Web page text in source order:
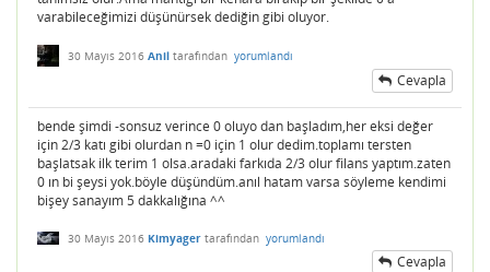
varabileceğimizi düşünürsek dediğin gibi oluyor.
30 Mayıs 2016 Anil tarafından yorumlandı
Cevapla
bende şimdi -sonsuz verince 0 oluyo dan başladım,her eksi değer
için 2/3 katı gibi olurdan n =0 için 1 olur dedim.toplamı tersten
başlatsak ilk terim 1 olsa.aradaki farkıda 2/3 olur filans yaptım.zaten
0 ın bi şeysi yok.böyle düşündüm.anıl hatam varsa söyleme kendimi
bişey sanayım 5 dakkalığına ^^
30 Mayıs 2016 Kimyager tarafından yorumlandı
Cevapla